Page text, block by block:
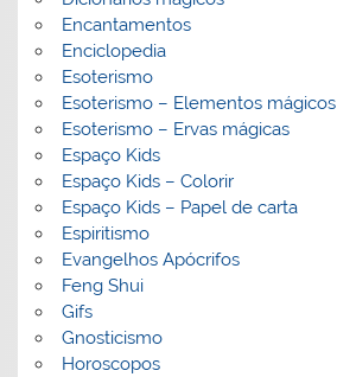
Encantamentos
Enciclopedia
Esoterismo
Esoterismo – Elementos mágicos
Esoterismo – Ervas mágicas
Espaço Kids
Espaço Kids – Colorir
Espaço Kids – Papel de carta
Espiritismo
Evangelhos Apócrifos
Feng Shui
Gifs
Gnosticismo
Horoscopos